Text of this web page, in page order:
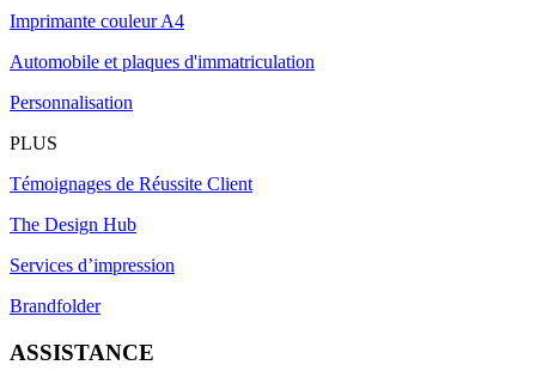
Imprimante couleur A4
Automobile et plaques d'immatriculation
Personnalisation
PLUS
Témoignages de Réussite Client
The Design Hub
Services d’impression
Brandfolder
ASSISTANCE